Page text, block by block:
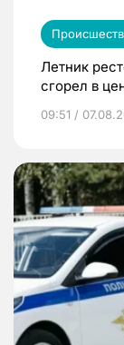
Летник
сгорел в
09:51 /